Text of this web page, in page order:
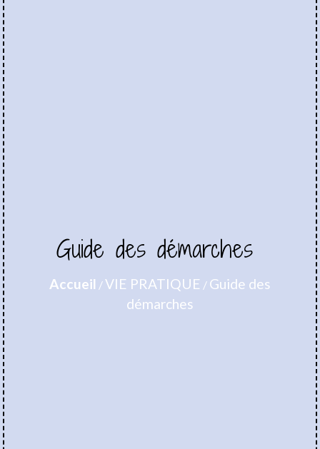
Guide des démarches
Accueil /VIE PRATIQUE / Guide des
démarches